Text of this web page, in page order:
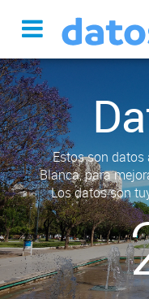
Estos son datos
Blanca, para
Los datos son